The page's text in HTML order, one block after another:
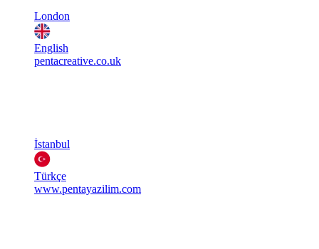
London
English
pentacreative.co.uk
İstanbul
Türkçe
www.pentayazilim.com